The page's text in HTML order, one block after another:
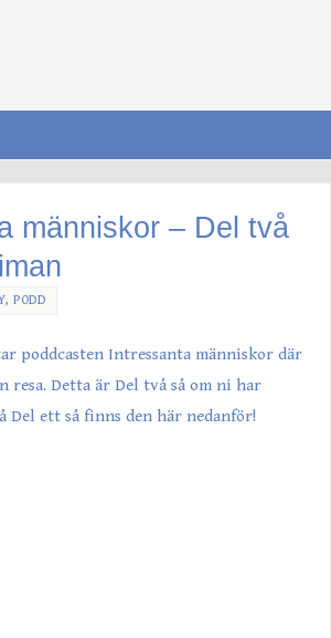
människor – Del två
,PODD
poddcasten Intressanta människor där
resa. Detta är Del två så om ni har
Del ett så finns den här nedanför!